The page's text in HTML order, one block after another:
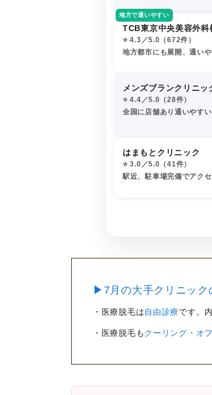
地方で通いやすい
TCB東京中央美容外科
⭐️ 4.3／5.0（672件）
地方都市にも展開、通い
メンズブランクリニッ
⭐️ 4.4／5.0（28件）
全国に店舗あり通いやすい
はまもとクリニック
⭐️ 3.0／5.0（41件）
駅近、駐車場完備でアク
▶7月の大手クリニック
・医療脱毛は自由診療です。
・医療脱毛もクーリング・オ